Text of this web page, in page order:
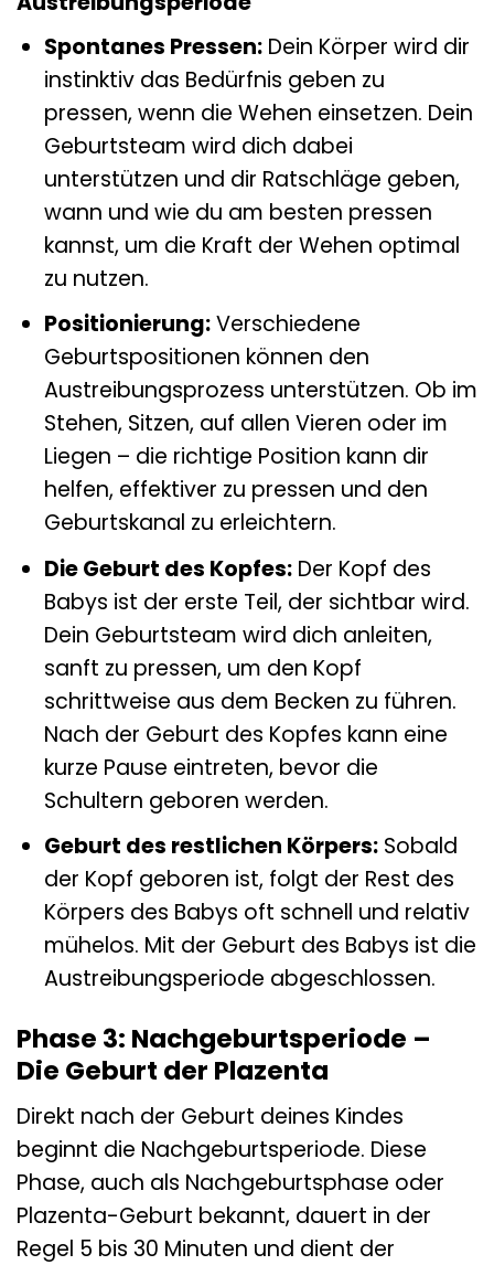
Spontanes Pressen:Dein Körper wird dir
instinktiv das Bedürfnis geben zu
pressen, wenn die Wehen einsetzen. Dein
Geburtsteam wird dich dabei
unterstützen und dir Ratschläge geben,
wann und wie du am besten pressen
kannst, um die Kraft der Wehen optimal
zu nutzen.
Positionierung:Verschiedene
Geburtspositionen können den
Austreibungsprozess unterstützen. Ob im
Stehen, Sitzen, auf allen Vieren oder im
Liegen – die richtige Position kann dir
helfen, effektiver zu pressen und den
Geburtskanal zu erleichtern.
Die Geburt des Kopfes:Der Kopf des
Babys ist der erste Teil, der sichtbar wird.
Dein Geburtsteam wird dich anleiten,
sanft zu pressen, um den Kopf
schrittweise aus dem Becken zu führen.
Nach der Geburt des Kopfes kann eine
kurze Pause eintreten, bevor die
Schultern geboren werden.
Geburt des restlichen Körpers:Sobald
der Kopf geboren ist, folgt der Rest des
Körpers des Babys oft schnell und relativ
mühelos. Mit der Geburt des Babys ist die
Austreibungsperiode abgeschlossen.
Phase 3: Nachgeburtsperiode –
Die Geburt der Plazenta
Direkt nach der Geburt deines Kindes
beginnt die Nachgeburtsperiode. Diese
Phase, auch als Nachgeburtsphase oder
Plazenta-Geburt bekannt, dauert in der
Regel 5 bis 30 Minuten und dient der